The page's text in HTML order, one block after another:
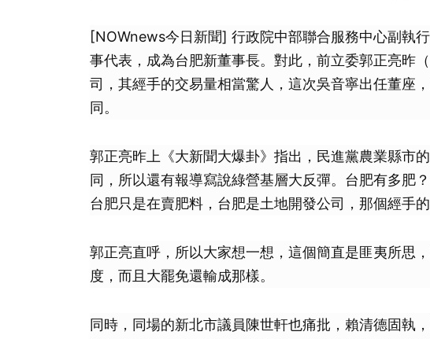
[NOWnews今日新聞] 行政院中部聯合服務中心副執
事代表，成為台肥新董事長。對此，前立委郭正亮昨
司，其經手的交易量相當驚人，這次吳音寧出任董座
同。
郭正亮昨上《大新聞大爆卦》指出，民進黨農業縣市
同，所以還有報導寫說綠營基層大反彈。台肥有多肥
台肥只是在賣肥料，台肥是土地開發公司，那個經手
郭正亮直呼，所以大家想一想，這個簡直是匪夷所思
度，而且大罷免還輸成那樣。
同時，同場的新北市議員陳世軒也痛批，賴清德固執